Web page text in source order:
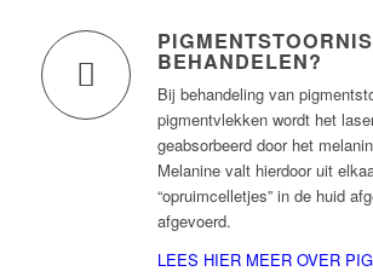
BEHANDELEN?
Bij behandeling van
pigmentvlekken wordt het
geabsorbeerd door het
Melanine valt hierdoor uit
“opruimcelletjes” in de huid
afgevoerd.
LEES HIER MEER OVER